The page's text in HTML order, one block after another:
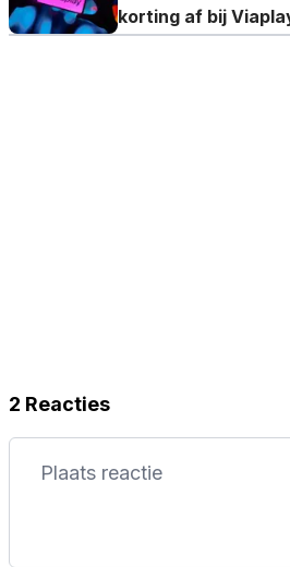
korting af bij
volgen (Ad)
2 Reacties